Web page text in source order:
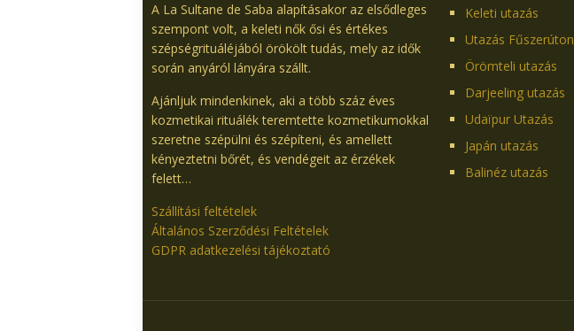
A La Sultane de Saba alapításakor az elsődleges
szempont volt, a keleti nők ősi és értékes
szépségrituáléjából örökölt tudás, mely az idők
során anyáról lányára szállt.
Ajánljuk mindenkinek, aki a több száz éves
kozmetikai rituálék teremtette kozmetikumokkal
szeretne szépülni és szépíteni, és amellett
kényeztetni bőrét, és vendégeit az érzékek
felett…
Szállítási feltételek
Általános Szerződési Feltételek
GDPR adatkezelési tájékoztató
Keleti utazás
Utazás Fűszerúton
Örömteli utazás
Darjeeling utazás
Udaïpur Utazás
Japán utazás
Balinéz utazás